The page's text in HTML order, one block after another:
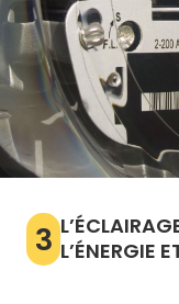
3 L’ÉNERGIE